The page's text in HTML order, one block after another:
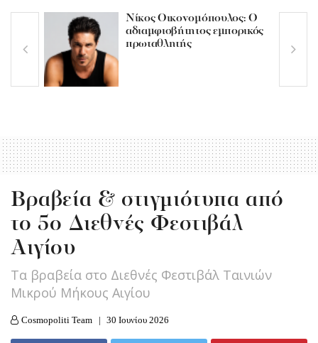
Νίκος Οικονομόπουλος: Ο
αδιαμφισβήτητος εμπορικός
πρωταθλητής
Βραβεία & στιγμιότυπα από
το 5ο Διεθνές Φεστιβάλ
Αιγίου
Τα βραβεία στο Διεθνές Φεστιβάλ Ταινιών
Μικρού Μήκους Αιγίου
Cosmopoliti Team 30 Ιουνίου 2026